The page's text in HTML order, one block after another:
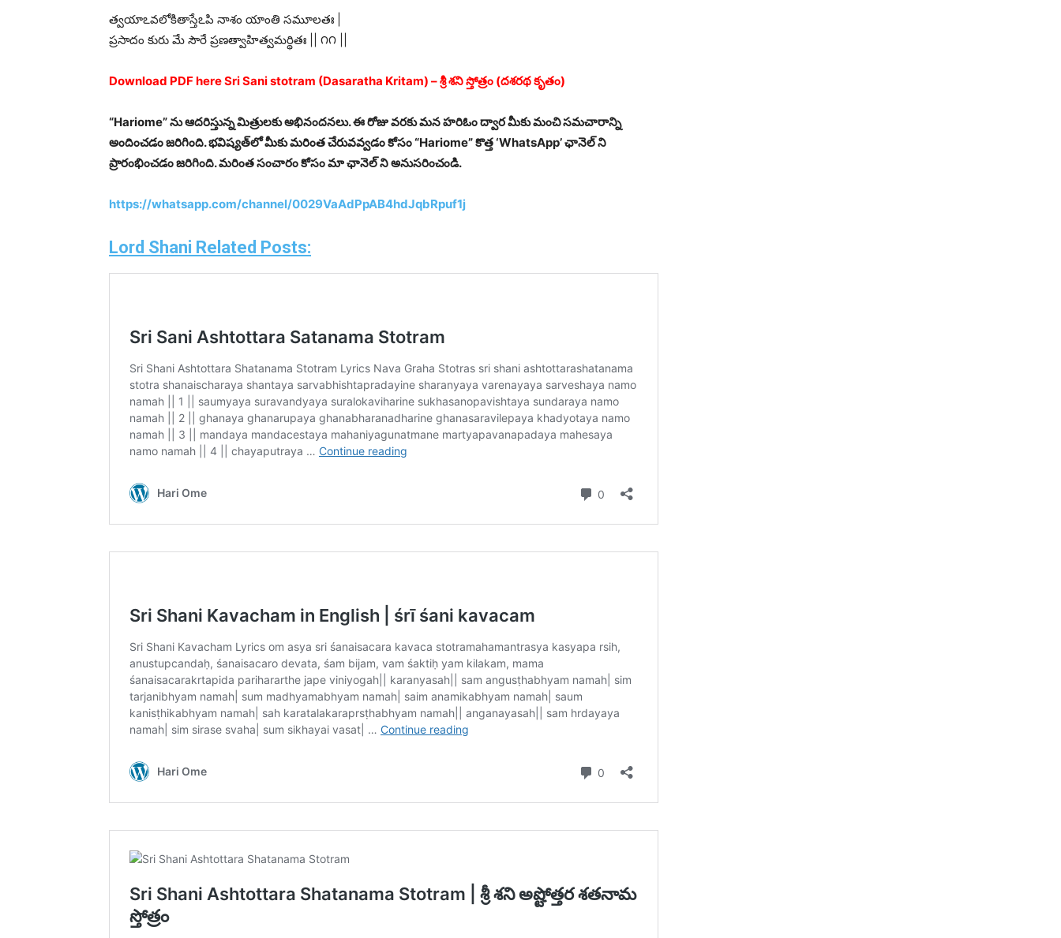
త్వయాఽవలోకితాస్తేఽపి నాశం యాంతి సమూలతః |
ప్రసాదం కురు మే సౌరే ప్రణత్వాహిత్వమర్థితః || ౧౧ ||
Download PDF here Sri Sani stotram (Dasaratha Kritam) – శ్రీ శని స్తోత్రం (దశరథ కృతం)
“Hariome” ను ఆదరిస్తున్న మిత్రులకు అభినందనలు. ఈ రోజు వరకు మన హరిఓం ద్వార మీకు మంచి సమచారాన్ని
అందించడం జరిగింది. భవిష్యత్‌లో మీకు మరింత చేరువవ్వడం కోసం “Hariome” కొత్త ‘WhatsApp’ ఛానెల్ ని
ప్రారంభించడం జరిగింది. మరింత సంచారం కోసం మా ఛానెల్ ని అనుసరించండి.
https://whatsapp.com/channel/0029VaAdPpAB4hdJqbRpuf1j
Lord Shani Related Posts: